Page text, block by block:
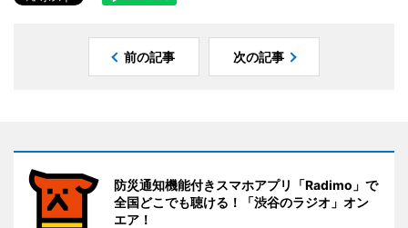
前の記事 次の記事
防災通知機能付きスマホアプリ「Radimo」で
全国どこでも聴ける！「渋谷のラジオ」オン
エア！